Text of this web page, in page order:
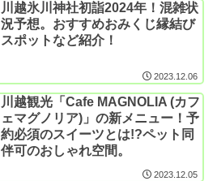
川越氷川神社初詣2024年！混雑状
況予想。おすすめおみくじ縁結び
スポットなど紹介！
2023.12.06
川越観光「Cafe MAGNOLIA (カフ
ェマグノリア)」の新メニュー！予
約必須のスイーツとは!?ペット同
伴可のおしゃれ空間。
2023.12.05